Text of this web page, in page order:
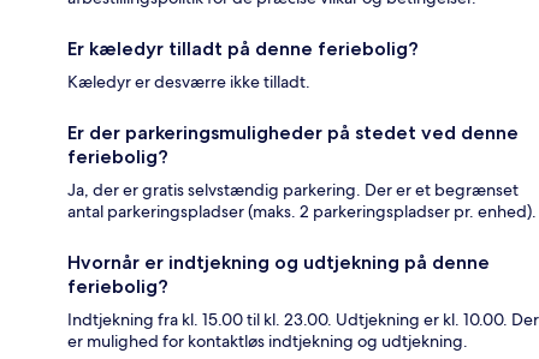
Er kæledyr tilladt på denne feriebolig?
Kæledyr er desværre ikke tilladt.
Er der parkeringsmuligheder på stedet ved denne
feriebolig?
Ja, der er gratis selvstændig parkering. Der er et begrænset
antal parkeringspladser (maks. 2 parkeringspladser pr. enhed).
Hvornår er indtjekning og udtjekning på denne
feriebolig?
Indtjekning fra kl. 15.00 til kl. 23.00. Udtjekning er kl. 10.00. Der
er mulighed for kontaktløs indtjekning og udtjekning.